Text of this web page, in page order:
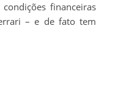
financeiras
– e de fato tem